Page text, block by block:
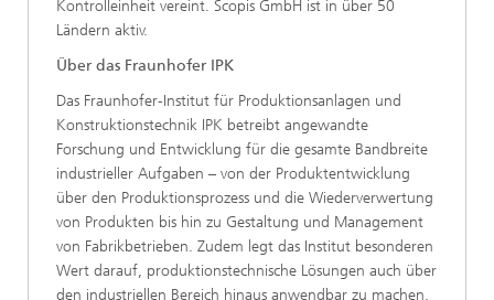
Kontrolleinheit vereint. Scopis GmbH ist in über 50
Ländern aktiv.
Über das Fraunhofer IPK
Das Fraunhofer-Institut für Produktionsanlagen und
Konstruktionstechnik IPK betreibt angewandte
Forschung und Entwicklung für die gesamte Bandbreite
industrieller Aufgaben – von der Produktentwicklung
über den Produktionsprozess und die Wiederverwertung
von Produkten bis hin zu Gestaltung und Management
von Fabrikbetrieben. Zudem legt das Institut besonderen
Wert darauf, produktionstechnische Lösungen auch über
den industriellen Bereich hinaus anwendbar zu machen,